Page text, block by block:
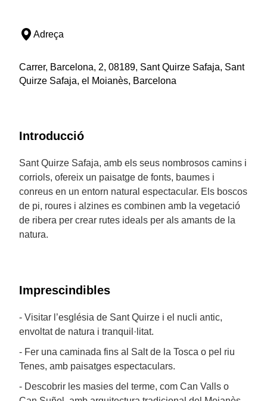
Adreça
Carrer, Barcelona, 2, 08189, Sant Quirze Safaja, Sant
Quirze Safaja, el Moianès, Barcelona
Introducció
Sant Quirze Safaja, amb els seus nombrosos camins i
corriols, ofereix un paisatge de fonts, baumes i
conreus en un entorn natural espectacular. Els boscos
de pi, roures i alzines es combinen amb la vegetació
de ribera per crear rutes ideals per als amants de la
natura.
Imprescindibles
- Visitar l’església de Sant Quirze i el nucli antic,
envoltat de natura i tranquil·litat.
- Fer una caminada fins al Salt de la Tosca o pel riu
Tenes, amb paisatges espectaculars.
- Descobrir les masies del terme, com Can Valls o